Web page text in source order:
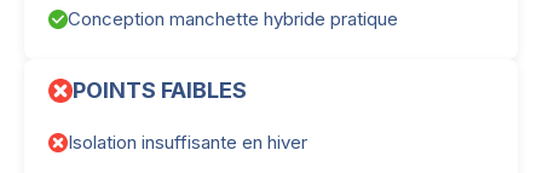
Conception manchette hybride pratique
POINTS FAIBLES
Isolation insuffisante en hiver